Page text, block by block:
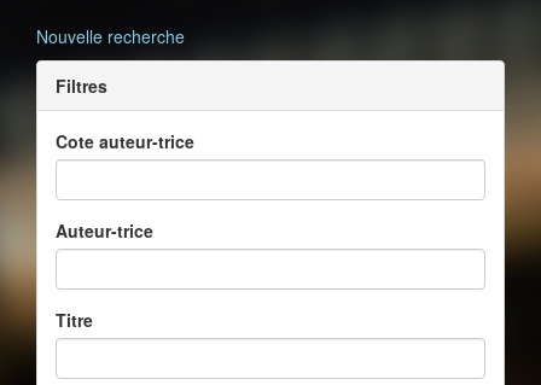
Nouvelle recherche
Filtres
Cote auteur-trice
Auteur-trice
Titre